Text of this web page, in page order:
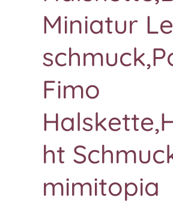
Miniatur
Fimo
ht
mimitopia